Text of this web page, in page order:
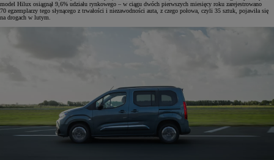
model Hilux osiągnął 9,6% udziału rynkowego – w ciągu dwóch pierwszych miesięcy roku zarejestrowano
70 egzemplarzy tego słynącego z trwałości i niezawodności auta, z czego połowa, czyli 35 sztuk, pojawiła się
na drogach w lutym.